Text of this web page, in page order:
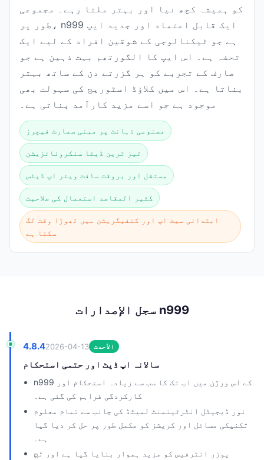
کو ہمیشہ کچھ نیا اور بہتر ملتا رہے۔ مجموعی
طور پر، n999 ایک قابل اعتماد اور جدید ایپ
ہے جو ٹیکنالوجی کے شوقین افراد کے لیے ایک
تحفہ ہے۔ اس ایپ کا الگورتھم بہت ذہین ہے جو
صارف کے تجربے کو ہر گزرتے دن کے ساتھ بہتر
بناتا ہے۔ اس میں کلاؤڈ اسٹوریج کی سہولت بھی
موجود ہے جو اسے مزید کارآمد بناتی ہے۔
مصنوعی ذہانت پر مبنی سمارٹ فیچرز
تیز ترین ڈیٹا سنکرونائزیشن
مستقل اور بروقت سافٹ ویئر اپ ڈیٹس
کثیر المقاصد استعمال کی صلاحیت
ابتدائی سیٹ اپ اور کنفیگریشن میں تھوڑا وقت لگ
سکتا ہے
سجل الإصدارات n999
4.8.42026-04-13 الأحدث
سالانہ اپ ڈیٹ اور حتمی استحکام
n999 کے اس ورژن میں اب تک کا سب سے زیادہ استحکام اور
کارکردگی فراہم کی گئی ہے۔
نور ڈیجیٹل انٹرٹینمنٹ لمیٹڈ کی جانب سے تمام معلوم
تکنیکی مسائل اور کریشز کو مکمل طور پر حل کر دیا گیا
ہے۔
یوزر انٹرفیس کو مزید ہموار بنایا گیا ہے اور ٹچ